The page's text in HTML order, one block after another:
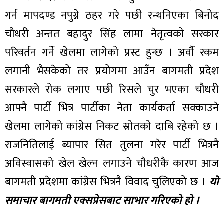
गर्न मापदण्ड नपुग्ने ठहर गरे पछी रन्थनिएका बिनोद
चौधरी अन्तत बहादुर सिंह लामा नेतृत्वको सरकार
परिवर्तन गर्ने खेलमा लागेको प्रस्ट हुन्छ । अर्वौ रकम
लगानी भैसकेको तर प्रयोगमा आउँन बागमती प्रदेश
सरकारले रोक लगाए पछी रिसले चुर भएका चौधरी
आफ्नै पार्टी भित्र पार्टीका नेता कार्यकर्ता सक्काउने
खेलमा लागेको कांग्रेस निकट स्रोतको दाबि रहेको छ ।
राजनितिलाई ब्यापार सित तुलना गरेर पार्टी भित्रनै
अविस्वासको खेल खेल्न लगाउने चौधरीकै कारण आज
बागमती प्रदेशमा कांग्रेस भित्रनै विवाद चुलिएको छ । यो
समाचार बागमती एक्सप्रेसबाट साभार गरिएको हो ।